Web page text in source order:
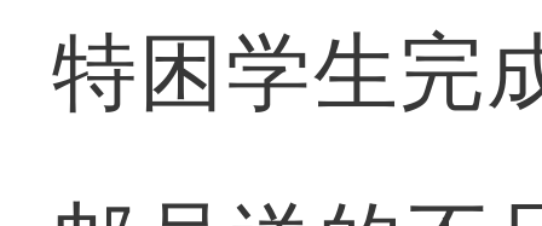
特困学生完